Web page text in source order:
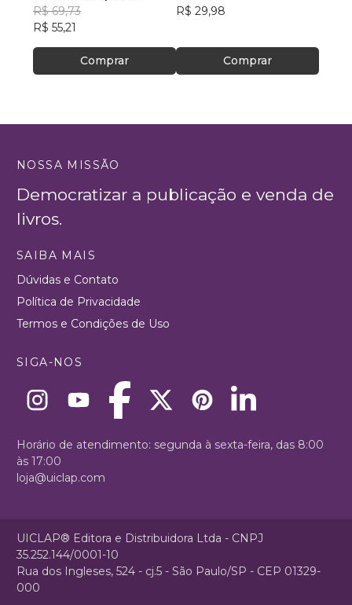
R$ 69,73
R$ 55,21
Comprar
R$ 29,98
Comprar
NOSSA MISSÃO
Democratizar a publicação e venda de
livros.
SAIBA MAIS
Dúvidas e Contato
Política de Privacidade
Termos e Condições de Uso
SIGA-NOS
Horário de atendimento: segunda à sexta-feira, das 8:00
às 17:00
loja@uiclap.com
UICLAP® Editora e Distribuidora Ltda - CNPJ
35.252.144/0001-10
Rua dos Ingleses, 524 - cj.5 - São Paulo/SP - CEP 01329-
000